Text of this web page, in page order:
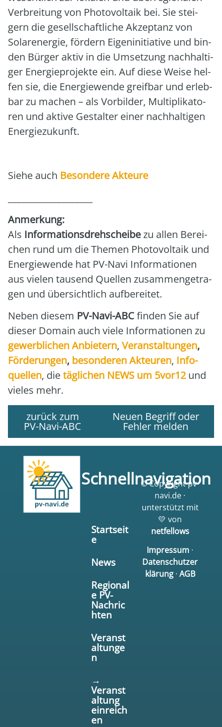
Ver­brei­tung von Pho­to­vol­ta­ik bei. Sie stei­
gern die gesell­schaft­li­che Akzep­tanz von
Solar­ener­gie, för­dern Eigen­in­itia­ti­ve und bin­
den Bür­ger aktiv in die Umset­zung nach­hal­ti­
ger Ener­gie­pro­jek­te ein. Auf die­se Wei­se hel­
fen sie, die Ener­gie­wen­de greif­bar und erleb­
bar zu machen – als Vor­bil­der, Mul­ti­pli­ka­to­
ren und akti­ve Gestal­ter einer nach­hal­ti­gen
Ener­gie­zu­kunft.
Sie­he auch Beson­de­re Akteu­re
Anmer­kung:
Als Infor­ma­ti­ons­dreh­schei­bezu allen Berei­
chen rund um die The­men Pho­to­vol­ta­ik und
Ener­gie­wen­de hat PV-Navi Infor­ma­tio­nen
aus vie­len tau­send Quel­len zusam­men­ge­tra­
gen und über­sicht­lich auf­be­rei­tet.
Neben die­sem PV-Navi-ABCfin­den Sie auf
die­ser Domain auch vie­le Infor­ma­tio­nen zu
gewerb­li­chen Anbie­tern, Ver­an­stal­tun­gen,
För­de­run­gen, beson­de­ren Akteu­ren, Info­
quel­len, dietäg­li­chen NEWS um 5vor12und
vie­les mehr.
zurück zum
PV-Navi-ABC
Neuen Begriff oder
Fehler melden
Schnellnavigation
Startseit
e
News
Regional
e PV-
Nachric
hten
Veranst
altunge
n
→
Veranst
altung
einreich
en
© Copyright pv-
navi.de ·
unterstützt mit
💛 von
netfellows
Impressum ·
Datenschutzer
klärung· AGB